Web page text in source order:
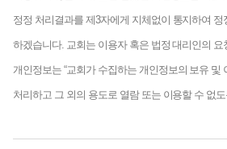
정정 처리결과를 제3자에게 지체없이 통지하여
하겠습니다. 교회는 이용자 혹은 법정 대리인의
개인정보는 “교회가 수집하는 개인정보의 보유 및
처리하고 그 외의 용도로 열람 또는 이용할 수 없